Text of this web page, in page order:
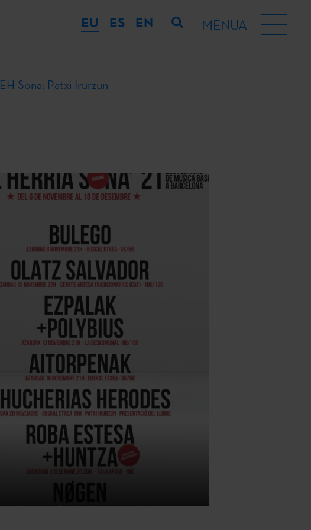
EU ES EN MENUA
EH Sona: Patxi Irurzun